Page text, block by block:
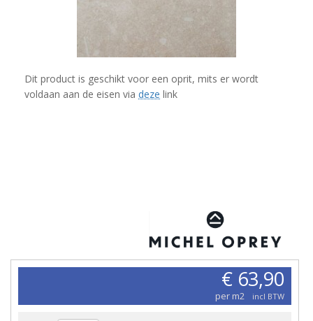
Dit product is geschikt voor een oprit, mits er wordt
voldaan aan de eisen via deze link
€ 63,90
per m2 incl BTW